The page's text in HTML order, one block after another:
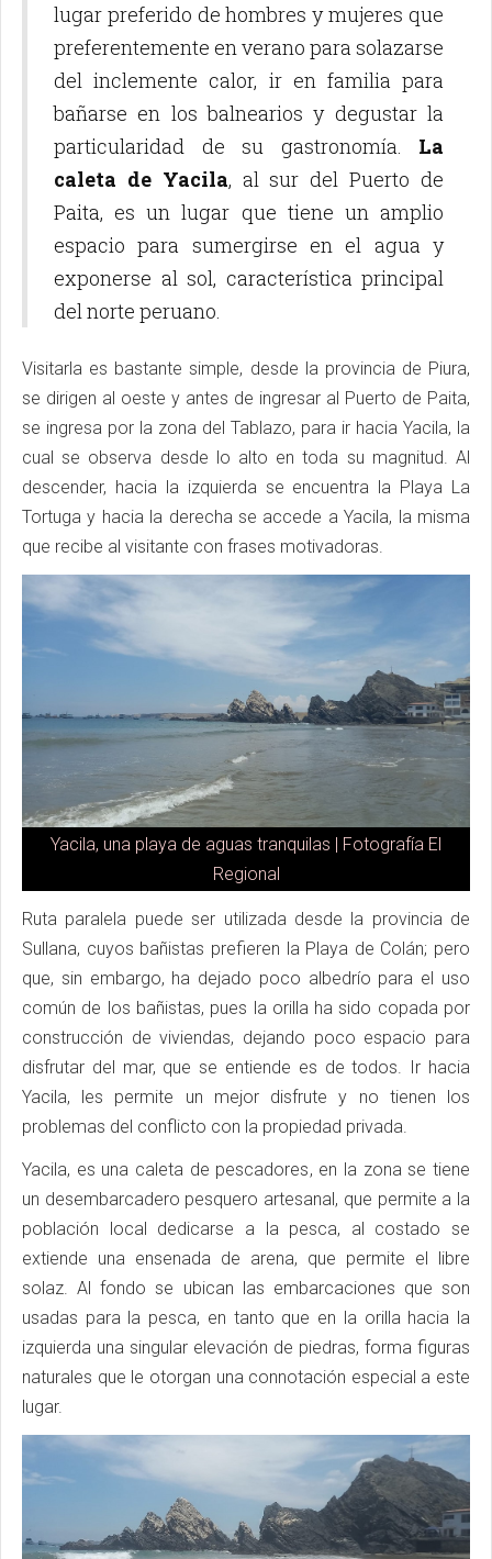
lugar preferido de hombres y mujeres que
preferentemente en verano para solazarse
del inclemente calor, ir en familia para
bañarse en los balnearios y degustar la
particularidad de su gastronomía. La
caleta de Yacila, al sur del Puerto de
Paita, es un lugar que tiene un amplio
espacio para sumergirse en el agua y
exponerse al sol, característica principal
del norte peruano.
Visitarla es bastante simple, desde la provincia de Piura,
se dirigen al oeste y antes de ingresar al Puerto de Paita,
se ingresa por la zona del Tablazo, para ir hacia Yacila, la
cual se observa desde lo alto en toda su magnitud. Al
descender, hacia la izquierda se encuentra la Playa La
Tortuga y hacia la derecha se accede a Yacila, la misma
que recibe al visitante con frases motivadoras.
Yacila, una playa de aguas tranquilas | Fotografía El
Regional
Ruta paralela puede ser utilizada desde la provincia de
Sullana, cuyos bañistas prefieren la Playa de Colán; pero
que, sin embargo, ha dejado poco albedrío para el uso
común de los bañistas, pues la orilla ha sido copada por
construcción de viviendas, dejando poco espacio para
disfrutar del mar, que se entiende es de todos. Ir hacia
Yacila, les permite un mejor disfrute y no tienen los
problemas del conflicto con la propiedad privada.
Yacila, es una caleta de pescadores, en la zona se tiene
un desembarcadero pesquero artesanal, que permite a la
población local dedicarse a la pesca, al costado se
extiende una ensenada de arena, que permite el libre
solaz. Al fondo se ubican las embarcaciones que son
usadas para la pesca, en tanto que en la orilla hacia la
izquierda una singular elevación de piedras, forma figuras
naturales que le otorgan una connotación especial a este
lugar.